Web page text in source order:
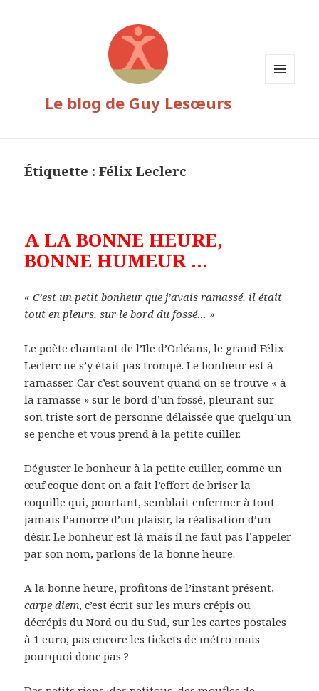
Le blog de Guy Lesœurs
Étiquette :Félix Leclerc
A LA BONNE HEURE,
BONNE HUMEUR …
« C’est un petit bonheur que j’avais ramassé, il était
tout en pleurs, sur le bord du fossé… »
Le poète chantant de l’Ile d’Orléans, le grand Félix
Leclerc ne s’y était pas trompé. Le bonheur est à
ramasser. Car c’est souvent quand on se trouve « à
la ramasse » sur le bord d’un fossé, pleurant sur
son triste sort de personne délaissée que quelqu’un
se penche et vous prend à la petite cuiller.
Déguster le bonheur à la petite cuiller, comme un
œuf coque dont on a fait l’effort de briser la
coquille qui, pourtant, semblait enfermer à tout
jamais l’amorce d’un plaisir, la réalisation d’un
désir. Le bonheur est là mais il ne faut pas l’appeler
par son nom, parlons de la bonne heure.
A la bonne heure, profitons de l’instant présent,
carpe diem, c’est écrit sur les murs crépis ou
décrépis du Nord ou du Sud, sur les cartes postales
à 1 euro, pas encore les tickets de métro mais
pourquoi donc pas ?